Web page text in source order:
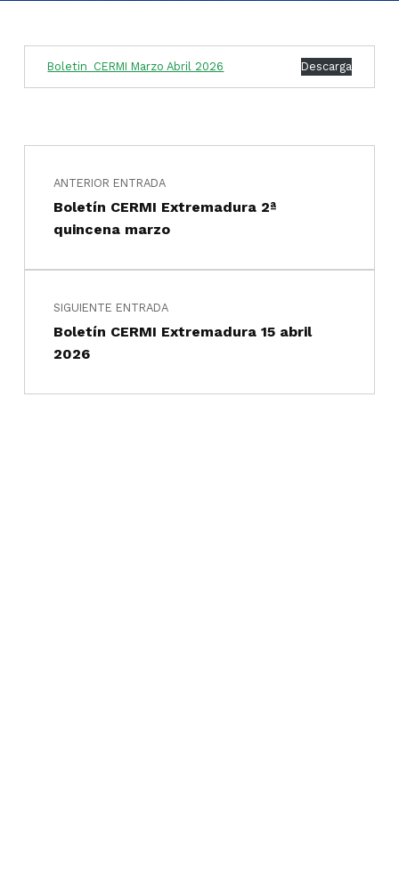
Boletin_CERMI Marzo Abril 2026 Descarga
Saltar a la navegación principal
Navegación de entradas
ANTERIOR ENTRADA
Boletín CERMI Extremadura 2ª
quincena marzo
SIGUIENTE ENTRADA
Boletín CERMI Extremadura 15 abril
2026